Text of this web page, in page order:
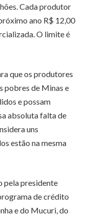
Cada produtor
ano R$ 12,00
O limite é
que os produtores
pobres de Minas e
e possam
absoluta falta de
uns
estão na mesma
pela presidente
de crédito
e do Mucuri, do